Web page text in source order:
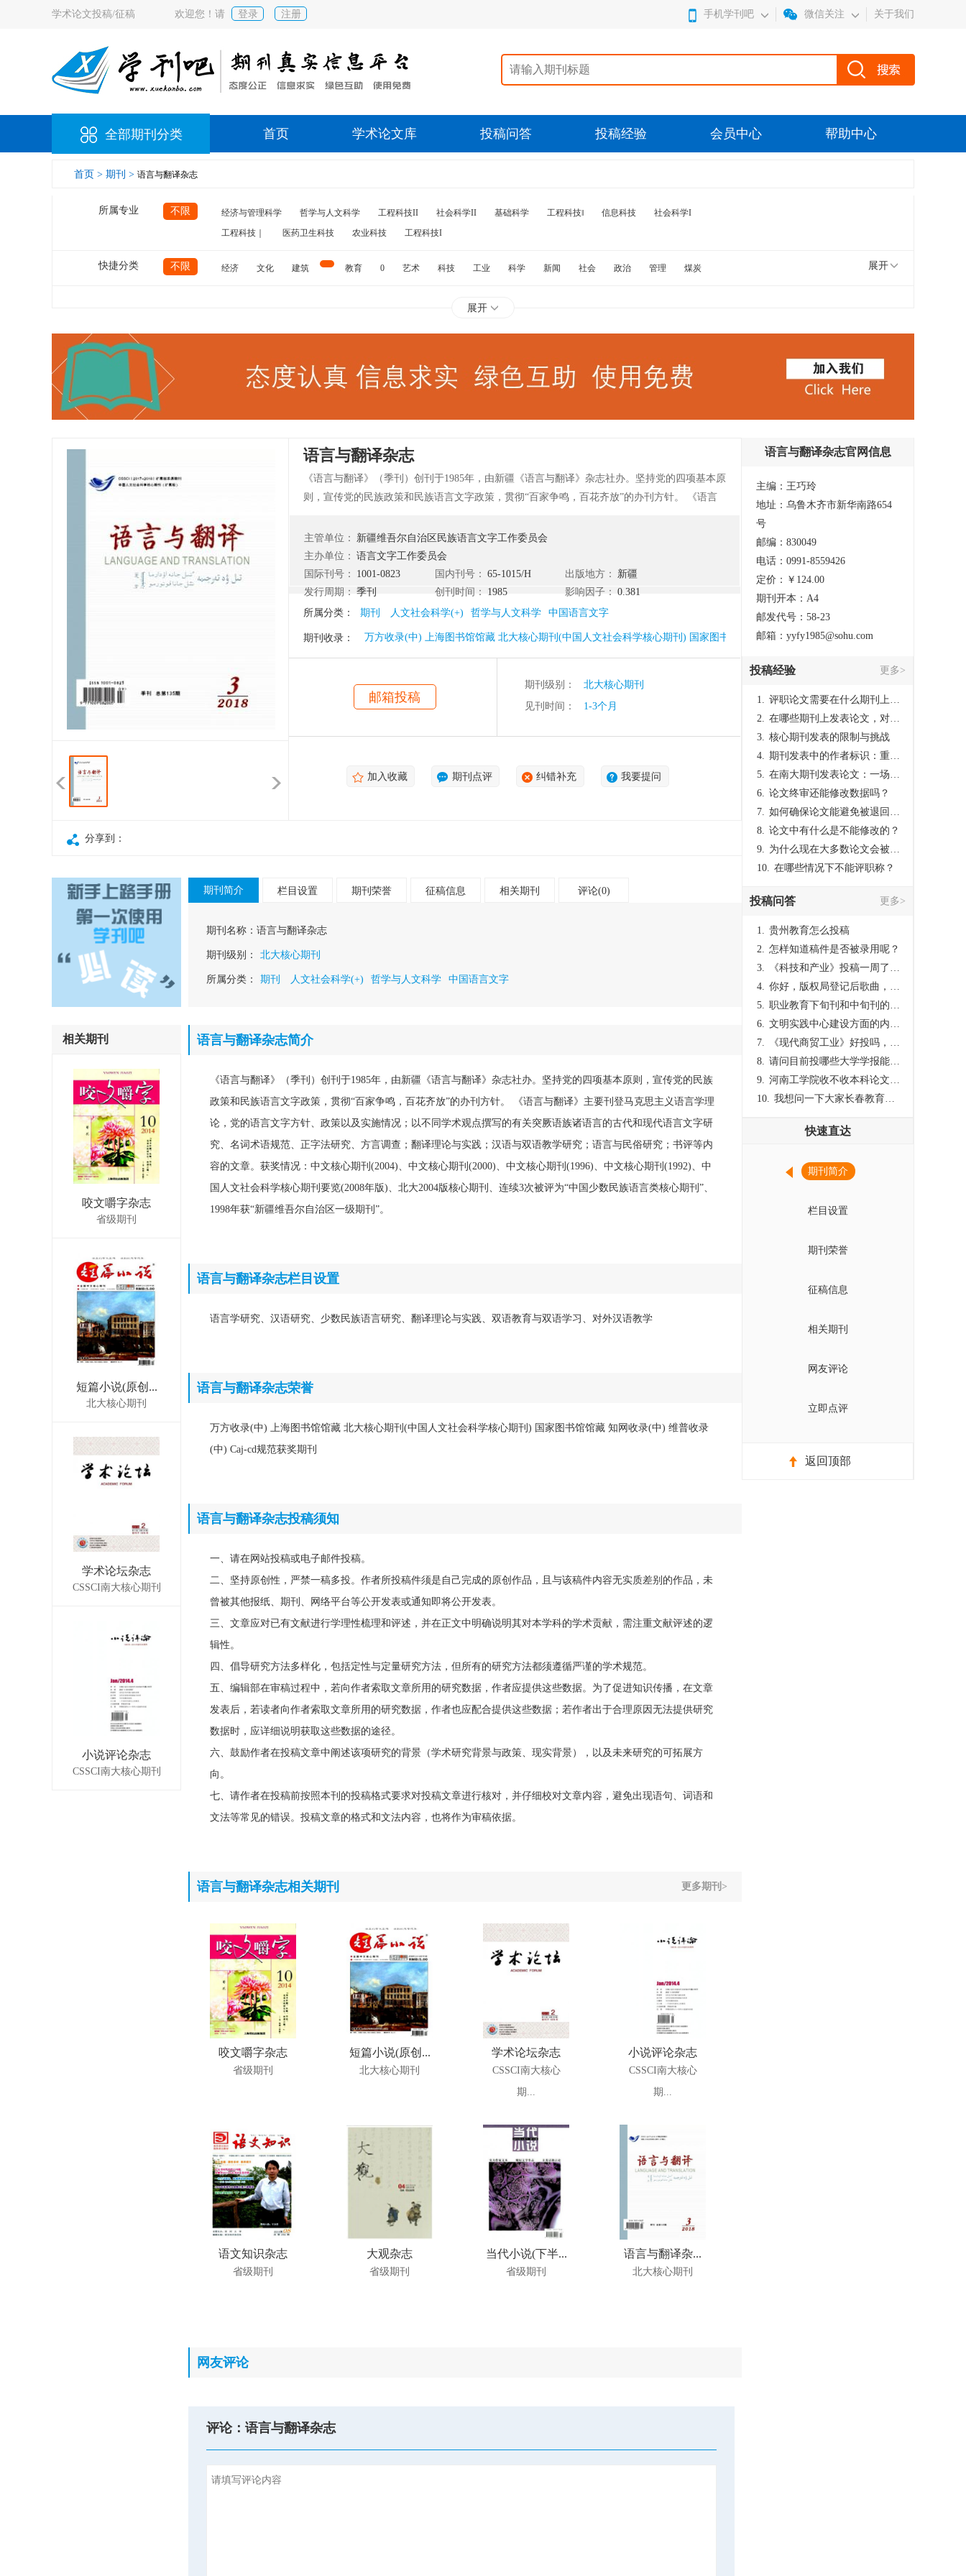
学术论文投稿/征稿 欢迎您！请 登录 注册 手机学刊吧 微信关注 关于我们
全部期刊分类 首页 学术论文库 投稿问答 投稿经验 会员中心 帮助中心
首页 > 期刊 > 语言与翻译杂志
所属专业 不限 经济与管理科学 哲学与人文科学 工程科技II 社会科学II 基础科学 工程科技‖ 信息科技
社会科学I
工程科技｜
医药卫生科技 农业科技 工程科技I
快捷分类 不限 经济 文化 建筑 教育 0 艺术 科技 工业 科学 新闻 社会 政治 管理
煤炭
展开
展开
语言与翻译杂志
《语言与翻译》（季刊）创刊于1985年，由新疆《语言与翻译》杂志社办。坚持党的四项基本原
则，宣传党的民族政策和民族语言文字政策，贯彻“百家争鸣，百花齐放”的办刊方针。 《语言
观点撰写的有关突厥语族诸语言的古代和现代语言文字研究、名词术语规范、正字法研究、方言
调查；翻译理论与实践；汉语与双语教学研究；语言与民俗研究；书评等内容的文章。获奖情
况：中文核心期刊(2004)、中文核心期刊(2000)、中文核心期刊(1996)、中文核心期刊(1992)、中
国人文社会科学核心期刊要览(2008年版)、北大2004版核心期刊、连续3次被评为“中国少数民族
语言类核心期刊”、1998年获“新疆维吾尔自治区一级期刊”。
主管单位：
新疆维吾尔自治区民族语言文字工作委员会
主办单位： 语言文字工作委员会
国际刊号：
1001-0823 国内刊号： 65-1015/H 出版地方：
新疆
发行周期： 季刊 创刊时间： 1985 影响因子：
0.381
所属分类：
期刊 人文社会科学(+) 哲学与人文科学 中国语言文字
期刊收录： 万方收录(中) 上海图书馆馆藏 北大核心期刊(中国人文社会科学核心期刊) 国家图书馆馆藏 知网收录(中) 维普收录(中)
邮箱投稿
期刊级别：
北大核心期刊
见刊时间：
1-3个月
加入收藏 期刊点评 纠错补充 我要提问
分享到：
相关期刊
咬文嚼字杂志
省级期刊
短篇小说(原创...
北大核心期刊
学术论坛杂志
CSSCI南大核心期刊
小说评论杂志
CSSCI南大核心期刊
期刊简介 栏目设置 期刊荣誉 征稿信息 相关期刊 评论(0)
期刊名称： 语言与翻译杂志
期刊级别： 北大核心期刊
所属分类： 期刊 人文社会科学(+) 哲学与人文科学 中国语言文字
语言与翻译杂志简介
《语言与翻译》（季刊）创刊于1985年，由新疆《语言与翻译》杂志社办。坚持党的四项基本原则，宣传党的民族
政策和民族语言文字政策，贯彻“百家争鸣，百花齐放”的办刊方针。 《语言与翻译》主要刊登马克思主义语言学理
论，党的语言文字方针、政策以及实施情况；以不同学术观点撰写的有关突厥语族诸语言的古代和现代语言文字研
究、名词术语规范、正字法研究、方言调查；翻译理论与实践；汉语与双语教学研究；语言与民俗研究；书评等内
容的文章。获奖情况：中文核心期刊(2004)、中文核心期刊(2000)、中文核心期刊(1996)、中文核心期刊(1992)、中
国人文社会科学核心期刊要览(2008年版)、北大2004版核心期刊、连续3次被评为“中国少数民族语言类核心期刊”、
1998年获“新疆维吾尔自治区一级期刊”。
语言与翻译杂志栏目设置
语言学研究、汉语研究、少数民族语言研究、翻译理论与实践、双语教育与双语学习、对外汉语教学
语言与翻译杂志荣誉
万方收录(中) 上海图书馆馆藏 北大核心期刊(中国人文社会科学核心期刊) 国家图书馆馆藏 知网收录(中) 维普收录
(中) Caj-cd规范获奖期刊
语言与翻译杂志投稿须知
一、请在网站投稿或电子邮件投稿。
二、坚持原创性，严禁一稿多投。作者所投稿件须是自己完成的原创作品，且与该稿件内容无实质差别的作品，未
曾被其他报纸、期刊、网络平台等公开发表或通知即将公开发表。
三、文章应对已有文献进行学理性梳理和评述，并在正文中明确说明其对本学科的学术贡献，需注重文献评述的逻
辑性。
四、倡导研究方法多样化，包括定性与定量研究方法，但所有的研究方法都须遵循严谨的学术规范。
五、编辑部在审稿过程中，若向作者索取文章所用的研究数据，作者应提供这些数据。为了促进知识传播，在文章
发表后，若读者向作者索取文章所用的研究数据，作者也应配合提供这些数据；若作者出于合理原因无法提供研究
数据时，应详细说明获取这些数据的途径。
六、鼓励作者在投稿文章中阐述该项研究的背景（学术研究背景与政策、现实背景），以及未来研究的可拓展方
向。
七、请作者在投稿前按照本刊的投稿格式要求对投稿文章进行核对，并仔细校对文章内容，避免出现语句、词语和
文法等常见的错误。投稿文章的格式和文法内容，也将作为审稿依据。
语言与翻译杂志相关期刊 更多期刊>
咬文嚼字杂志
省级期刊
短篇小说(原创...
北大核心期刊
学术论坛杂志
CSSCI南大核心
期...
小说评论杂志
CSSCI南大核心
期...
语文知识杂志
省级期刊
大观杂志
省级期刊
当代小说(下半...
省级期刊
语言与翻译杂...
北大核心期刊
网友评论
评论：语言与翻译杂志
语言与翻译杂志官网信息
主编：王巧玲
地址：乌鲁木齐市新华南路654
号
邮编：830049
电话：0991-8559426
定价：￥124.00
期刊开本：A4
邮发代号：58-23
邮箱：yyfy1985@sohu.com
投稿经验 更多>
1. 评职论文需要在什么期刊上发表？
2. 在哪些期刊上发表论文，对考研有优势？
3. 核心期刊发表的限制与挑战
4. 期刊发表中的作者标识：重要性与实践
5. 在南大期刊发表论文：一场知识探索与学术成就的旅程
6. 论文终审还能修改数据吗？
7. 如何确保论文能避免被退回：关键条件与策略
8. 论文中有什么是不能修改的？
9. 为什么现在大多数论文会被评判为AI撰写？（深度剖析查重机制下的困境与出路）
10. 在哪些情况下不能评职称？
投稿问答 更多>
1. 贵州教育怎么投稿
2. 怎样知道稿件是否被录用呢？
3.
《科技和产业》投稿一周了仍是“已发回执”状态，这是什么意思？什么时候外审？
4. 你好，版权局登记后歌曲，这里能否发表
5. 职业教育下旬刊和中旬刊的国内刊号一样，他们有什么区别，两本刊物都是真的吗？
6. 文明实践中心建设方面的内容适合那种期刊
7.
《现代商贸工业》好投吗，版面费多少？
8. 请问目前投哪些大学学报能较快出刊啊
9. 河南工学院收不收本科论文呀？
10. 我想问一下大家长春教育学院学报是本科学报吗？
快速直达
期刊简介
栏目设置
期刊荣誉
征稿信息
相关期刊
网友评论
立即点评
返回顶部